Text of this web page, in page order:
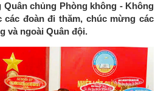
Quân chủng Phòng không - Không
các đoàn đi thăm, chúc mừng các
và ngoài Quân đội.